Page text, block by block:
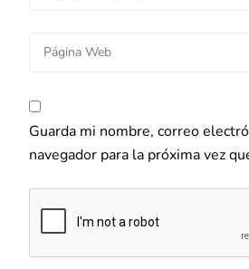
Guarda mi nombre, correo
navegador para la próxima vez